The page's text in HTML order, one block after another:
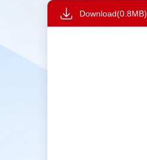
Download(0.8MB)